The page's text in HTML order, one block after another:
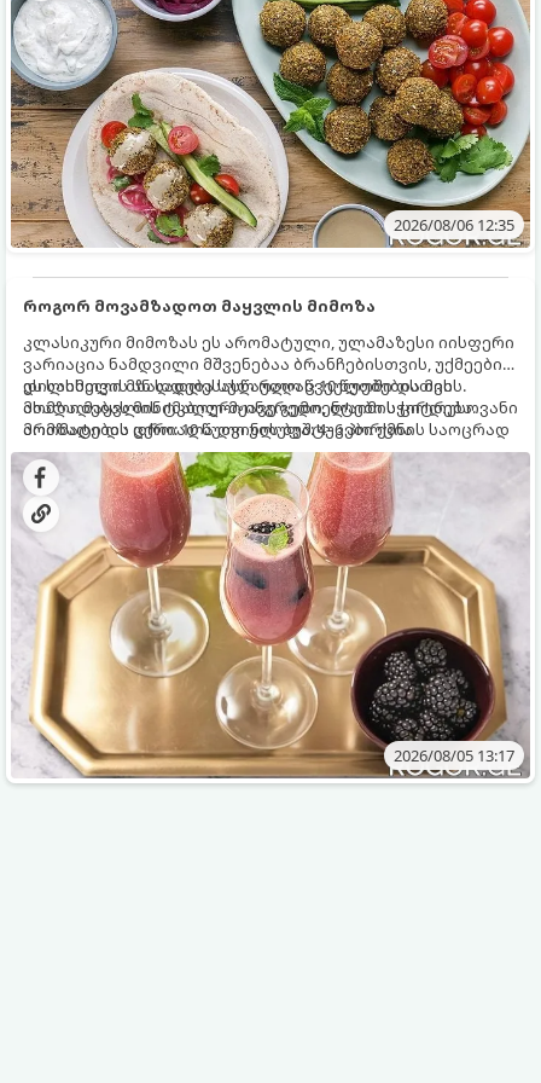
2026/08/06 12:35
როგორ მოვამზადოთ მაყვლის მიმოზა
კლასიკური მიმოზას ეს არომატული, ულამაზესი იისფერი
ვარიაცია ნამდვილი მშვენებაა ბრანჩებისთვის, უქმეების
დილისთვის ან სადღესასწაულო წვეულებებისთვის.
ახალი მაყვლის ტკბილ-მჟავე გემო, ლაიმის ციტრუსოვანი
არომატი და ცქრიალა ღვინის ბუშტუკები ქმნის საოცრად
დახვეწილ და მაგრილებელ კოქტეილს.
ეს სასმელი მზადდება სულ რაღაც 10 წუთში და მის
მომზადებას მინიმალური ინგრედიენტები სჭირდება.
მომზადების დრო: 10 წუთი ულუფა: 4–6 პორცია
2026/08/05 13:17